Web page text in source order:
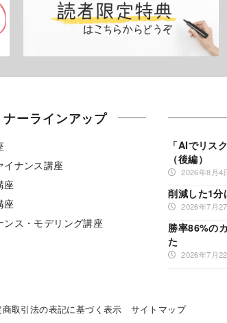
ーラインアップ
イナンス講座
座
座
ス・モデリング講座
2026年8月4
「AIでリス
（後編）
2026年7月
削減した1分
2026年7月
勝率86%の
た
商取引法の表記に基づく表示 サイトマップ